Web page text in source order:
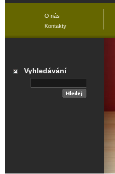
O nás
Kontakty
Vyhledávání